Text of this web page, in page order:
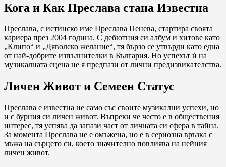
Кога и Как Преслава стана Известна
Преслава, с истинско име Преслава Пенева, стартира своята
кариера през 2004 година. С дебютния си албум и хитове като
„Клипо“ и „Дяволско желание“, тя бързо се утвърди като една
от най-добрите изпълнителки в България. Но успехът ѝ на
музикалната сцена не я предпази от лични предизвикателства.
Личен Живот и Семеен Статус
Преслава е известна не само със своите музикални успехи, но
и с бурния си личен живот. Въпреки че често е в обществения
интерес, тя успява да запази част от личната си сфера в тайна.
За момента Преслава не е омъжена, но е в сериозна връзка с
мъжа на сърцето си, което значително повлиява на нейния
личен живот.